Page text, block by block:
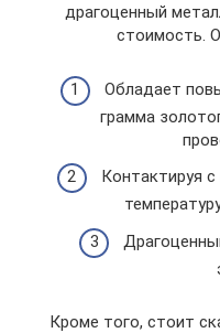
драгоценный
стоимость.
Обладает
грамма
Контактируя
Кроме того, стоит